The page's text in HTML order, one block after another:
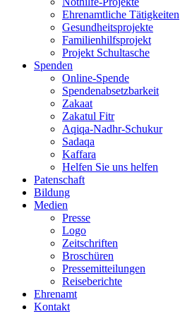
Ehrenamtliche Tätigkeiten
Gesundheitsprojekte
Familienhilfsprojekt
Projekt Schultasche
Spenden
Online-Spende
Spendenabsetzbarkeit
Zakaat
Zakatul Fitr
Aqiqa-Nadhr-Schukur
Sadaqa
Kaffara
Helfen Sie uns helfen
Patenschaft
Bildung
Medien
Presse
Logo
Zeitschriften
Broschüren
Pressemitteilungen
Reiseberichte
Ehrenamt
Kontakt